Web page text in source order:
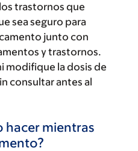
trastornos que
sea seguro para
junto con
y trastornos.
modifique la dosis de
consultar antes al
hacer mientras